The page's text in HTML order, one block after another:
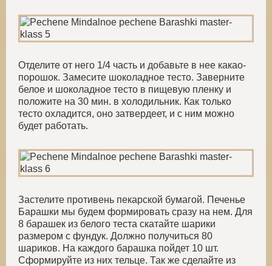
Отделите от него 1/4 часть и добавьте в нее какао-
порошок. Замесите шоколадное тесто. Заверните
белое и шоколадное тесто в пищевую пленку и
положите на 30 мин. в холодильник. Как только
тесто охладится, оно затвердеет, и с ним можно
будет работать.
Застелите противень пекарской бумагой. Печенье
Барашки мы будем формировать сразу на нем. Для
8 барашек из белого теста скатайте шарики
размером с фундук. Должно получиться 80
шариков. На каждого барашка пойдет 10 шт.
Сформируйте из них тельце. Так же сделайте из